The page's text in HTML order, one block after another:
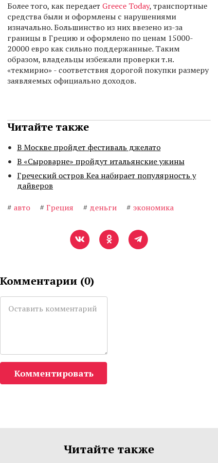
Более того, как передает Greece Today, транспортные
средства были и оформлены с нарушениями
изначально. Большинство из них ввезено из-за
границы в Грецию и оформлено по ценам 15000-
20000 евро как сильно поддержанные. Таким
образом, владельцы избежали проверки т.н.
«текмирио» - соответствия дорогой покупки размеру
заявляемых официально доходов.
Читайте также
В Москве пройдет фестиваль джелато
В «Сыроварне» пройдут итальянские ужины
Греческий остров Кеа набирает популярность у
дайверов
# авто # Греция # деньги # экономика
Комментарии (0)
Комментировать
Читайте также